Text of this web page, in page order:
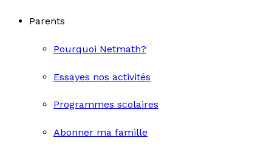
Parents
Pourquoi Netmath?
Essayes nos activités
Programmes scolaires
Abonner ma famille